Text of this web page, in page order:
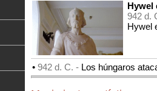
Hywel
942 d.
Hywel
• 942 d. C. - Los húngaros